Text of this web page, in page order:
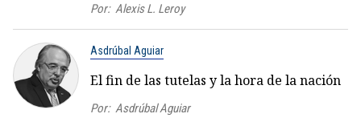
Por: Alexis L. Leroy
Asdrúbal Aguiar
El fin de las tutelas y la hora de la nación
Por: Asdrúbal Aguiar